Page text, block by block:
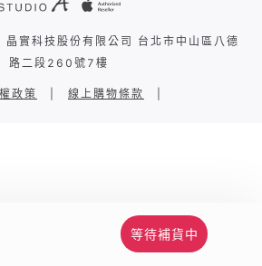
等待補貨中
實科技股份有限公司 台北市中山區八德
路二段260號7樓
政策 線上購物條款